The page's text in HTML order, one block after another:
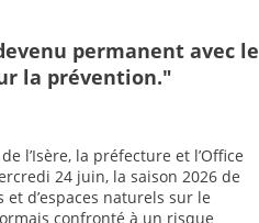
permanent avec le
la prévention."
l’Isère, la préfecture et l’Office
24 juin, la saison 2026 de
d’espaces naturels sur le
confronté à un risque